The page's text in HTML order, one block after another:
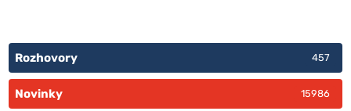
Rozhovory 457
Novinky 15986